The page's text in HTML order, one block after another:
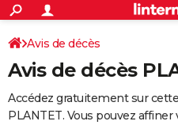
ACTUALITÉS
Politique
Société
Faits Divers
Education
Monde
Villes
+
SPORT
Coupe du monde 2026
Football
Tennis
Cyclisme
Rugby
Forum
Programme TV
TNT
Streaming
Cinéma
Sorties cinéma
Musique
+
FINANCE
Avis de décès
Avis de décès
Accédez gratuitement sur
PLANTET. Vous pouvez